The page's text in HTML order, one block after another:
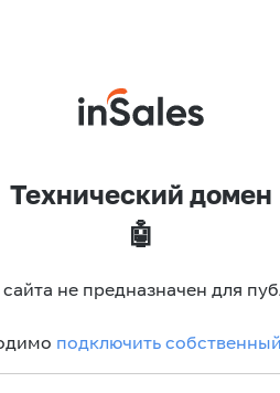
Технический домен
🤖
не предназначен для
подключить